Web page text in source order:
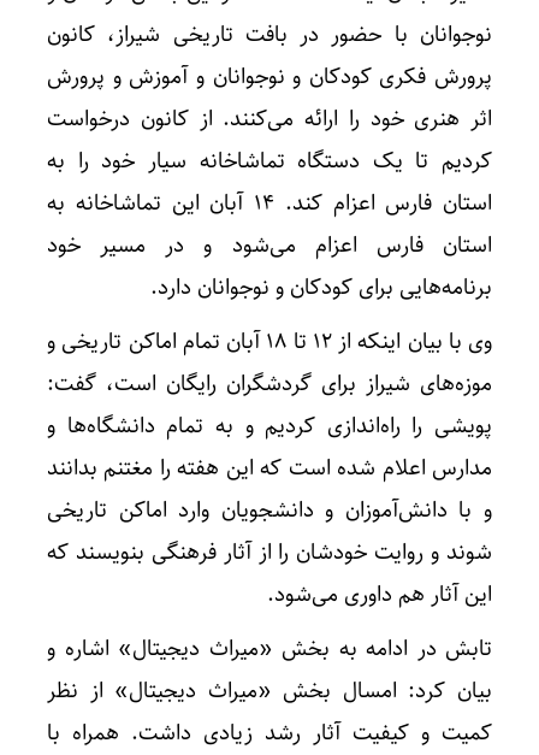
نوجوانان با حضور در بافت تاریخی شیراز، کانون
پرورش فکری کودکان و نوجوانان و آموزش و پرورش
اثر هنری خود را ارائه می‌کنند.‌ از کانون درخواست
کردیم تا یک دستگاه تماشاخانه سیار خود را به
استان فارس اعزام کند. ۱۴ آبان این تماشاخانه به
استان فارس اعزام می‌شود و در مسیر خود
برنامه‌هایی برای کودکان و نوجوانان دارد.
وی با بیان اینکه از ۱۲ تا ۱۸ آبان تمام اماکن تاریخی و
موزه‌های شیراز برای گردشگران رایگان است، گفت:
پویشی را راه‌اندازی کردیم و به تمام دانشگاه‌ها و
مدارس اعلام شده است که این هفته را مغتنم بدانند
و با دانش‌آموزان و دانشجویان وارد اماکن تاریخی
شوند و روایت خودشان را از آثار فرهنگی بنویسند که
این آثار هم داوری می‌شود.
تابش در ادامه به بخش «میراث دیجیتال» اشاره و
بیان کرد: امسال بخش «میراث دیجیتال» از نظر
کمیت و کیفیت آثار رشد زیادی داشت. همراه با